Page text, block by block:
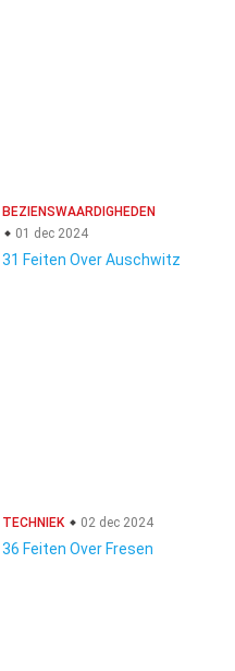
BEZIENSWAARDIGHEDEN
01 dec 2024
31 Feiten Over Auschwitz
TECHNIEK 02 dec 2024
36 Feiten Over Fresen